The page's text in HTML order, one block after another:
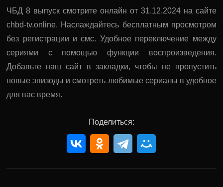
ЧБД 8 выпуск смотрите онлайн от 31.12.2024 на сайте
chbd-tv.online. Наслаждайтесь бесплатным просмотром
без регистрации и смс. Удобное переключение между
сериями с помощью функции воспроизведения.
Добавьте наш сайт в закладки, чтобы не пропустить
новые эпизоды и смотреть любимые сериалы в удобное
для вас время.
Поделиться: